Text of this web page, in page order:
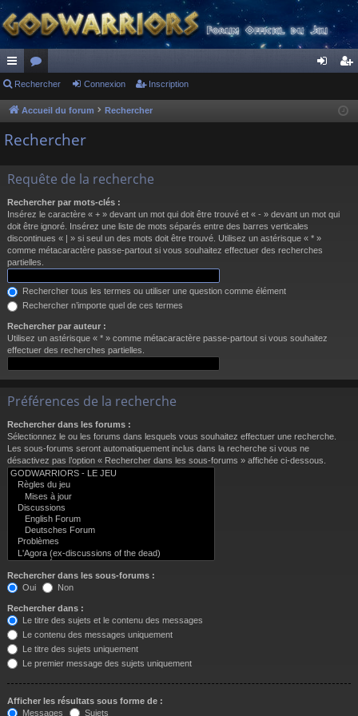
ac
co
ur
s
or
u
m
cri
Rechercher Connexion Inscription
Accueil du forum Rechercher
Rechercher
Requête de la recherche
Rechercher par mots-clés :
Insérez le caractère « + » devant un mot qui doit être trouvé et « - » devant un mot qui
doit être ignoré. Insérez une liste de mots séparés entre des barres verticales
discontinues « | » si seul un des mots doit être trouvé. Utilisez un astérisque « * »
comme métacaractère passe-partout si vous souhaitez effectuer des recherches
partielles.
Rechercher tous les termes ou utiliser une question comme élément
Rechercher n’importe quel de ces termes
Rechercher par auteur :
Utilisez un astérisque « * » comme métacaractère passe-partout si vous souhaitez
effectuer des recherches partielles.
Préférences de la recherche
Rechercher dans les forums :
Sélectionnez le ou les forums dans lesquels vous souhaitez effectuer une recherche.
Les sous-forums seront automatiquement inclus dans la recherche si vous ne
désactivez pas l’option « Rechercher dans les sous-forums » affichée ci-dessous.
Rechercher dans les sous-forums :
Oui
Non
Rechercher dans :
Le titre des sujets et le contenu des messages
Le contenu des messages uniquement
Le titre des sujets uniquement
Le premier message des sujets uniquement
Afficher les résultats sous forme de :
Messages
Sujets